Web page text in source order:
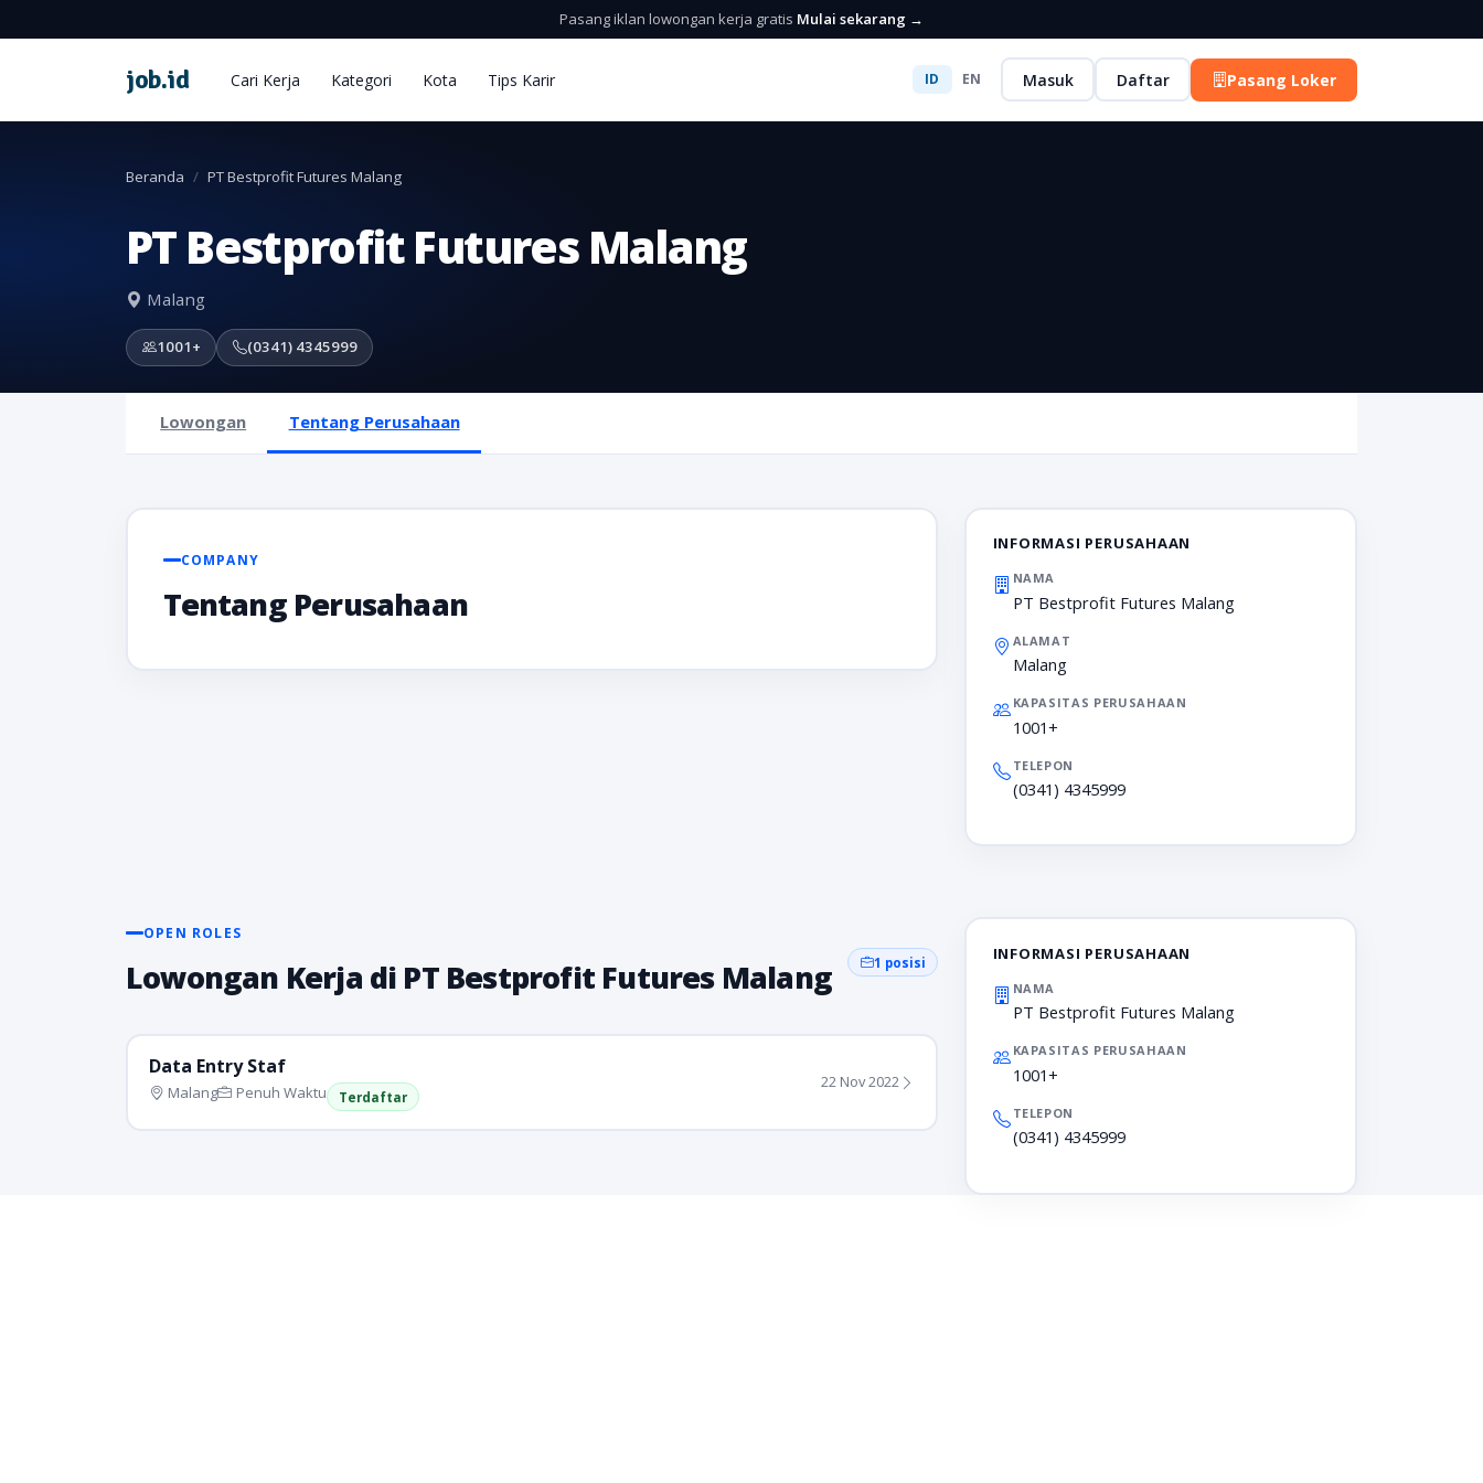
Pasang iklan lowongan kerja gratis Mulai sekarang →
job.id Cari Kerja Kategori Kota Tips Karir ID EN Masuk Daftar Pasang Loker
Beranda PT Bestprofit Futures Malang
PT Bestprofit Futures Malang
Malang
1001+ (0341) 4345999
Lowongan Tentang Perusahaan
COMPANY
Tentang Perusahaan
INFORMASI PERUSAHAAN
NAMA
PT Bestprofit Futures Malang
ALAMAT
Malang
KAPASITAS PERUSAHAAN
1001+
TELEPON
(0341) 4345999
OPEN ROLES
Lowongan Kerja di PT Bestprofit Futures Malang 1 posisi
Data Entry Staf
Malang Penuh Waktu Terdaftar
22 Nov 2022
INFORMASI PERUSAHAAN
NAMA
PT Bestprofit Futures Malang
KAPASITAS PERUSAHAAN
1001+
TELEPON
(0341) 4345999